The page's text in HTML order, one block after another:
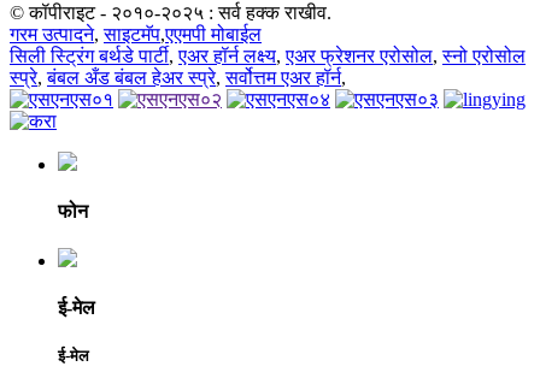
© कॉपीराइट - २०१०-२०२५ : सर्व हक्क राखीव.
गरम उत्पादने,साइटमॅप,एएमपी मोबाईल
सिली स्ट्रिंग बर्थडे पार्टी,एअर हॉर्न लक्ष्य,एअर फ्रेशनर एरोसोल,स्नो एरोसोल
स्प्रे,बंबल अँड बंबल हेअर स्प्रे,सर्वोत्तम एअर हॉर्न,
फोन
ई-मेल
ई-मेल